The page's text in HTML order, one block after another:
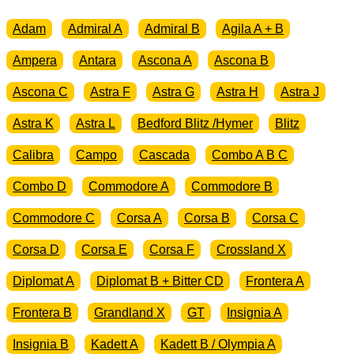
Adam Admiral A Admiral B Agila A + B
Ampera Antara Ascona A Ascona B
Ascona C Astra F Astra G Astra H Astra J
Astra K Astra L Bedford Blitz /Hymer Blitz
Calibra Campo Cascada Combo A B C
Combo D Commodore A Commodore B
Commodore C Corsa A Corsa B Corsa C
Corsa D Corsa E Corsa F Crossland X
Diplomat A Diplomat B + Bitter CD Frontera A
Frontera B Grandland X GT Insignia A
Insignia B Kadett A Kadett B / Olympia A